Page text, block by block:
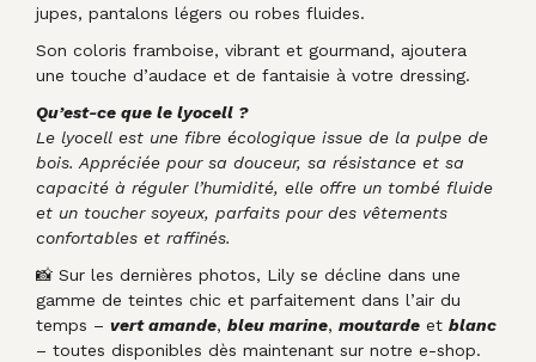
jupes, pantalons légers ou robes fluides.
Son coloris framboise, vibrant et gourmand, ajoutera
une touche d’audace et de fantaisie à votre dressing.
Qu’est-ce que le lyocell ?
Le lyocell est une fibre écologique issue de la pulpe de
bois. Appréciée pour sa douceur, sa résistance et sa
capacité à réguler l’humidité, elle offre un tombé fluide
et un toucher soyeux, parfaits pour des vêtements
confortables et raffinés.
📸 Sur les dernières photos, Lily se décline dans une
gamme de teintes chic et parfaitement dans l’air du
temps – vert amande, bleu marine, moutarde et blanc
– toutes disponibles dès maintenant sur notre e-shop.